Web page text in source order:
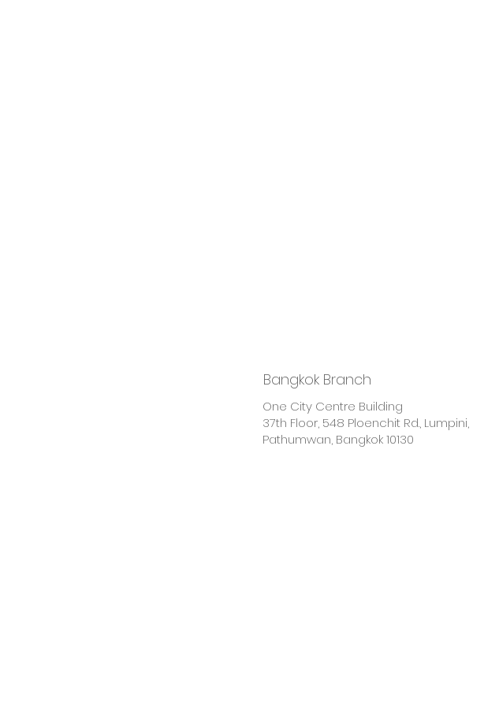
Bangkok Branch
One City Centre Building
37th Floor, 548 Ploenchit Rd., Lumpini,
Pathumwan, Bangkok 10130